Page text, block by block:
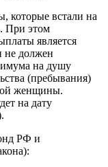
которые встали на
При этом
является
не должен
на душу
(пребывания)
женщины.
на дату
РФ и